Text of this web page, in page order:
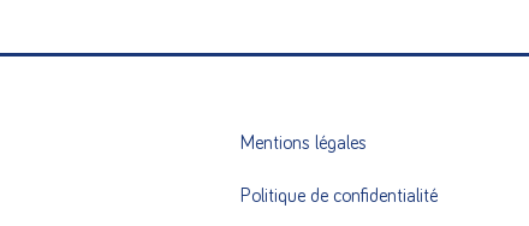
Mentions légales
Politique de confidentialité